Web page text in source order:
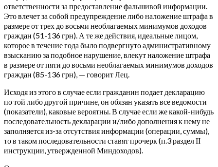
ответственности за предоставление фальшивой информации.
Это влечет за собой предупреждение либо наложение штрафа в
размере от трех до восьми необлагаемых минимумов доходов
граждан (51-136 грн). А те же действия, идеальные лицом,
которое в течение года было подвергнуто административному
взысканию за подобное нарушение, влекут наложение штрафа
в размере от пяти до восьми необлагаемых минимумов доходов
граждан (85-136 грн), — говорит Лец.
Исходя из этого в случае если гражданин подает декларацию
по той либо другой причине, он обязан указать все ведомости
(показатели), каковые вероятны. В случае если же какой-нибудь
последовательность декларации и/либо дополнения к нему не
заполняется из-за отсутствия информации (операции, суммы),
то в таком последовательности ставят прочерк (п.3 раздел ІІ
инструкции, утвержденной Миндоходов).